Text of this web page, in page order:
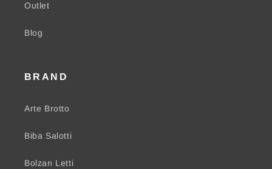
Outlet
Blog
BRAND
Arte Brotto
Biba Salotti
Bolzan Letti